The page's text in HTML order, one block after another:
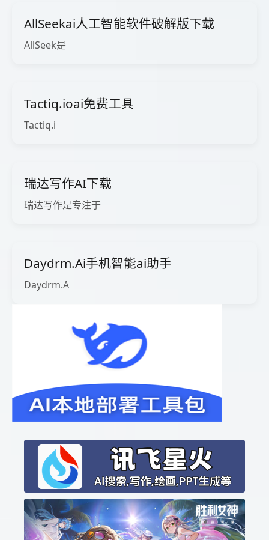
AllSeekai人工智能软件破解版下载
AllSeek是
Tactiq.ioai免费工具
Tactiq.i
瑞达写作AI下载
瑞达写作是专注于
Daydrm.Ai手机智能ai助手
Daydrm.A